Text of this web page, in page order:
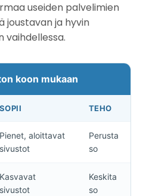
useiden palvelimien
joustavan ja hyvin
vaihdellessa.
koon mukaan
SOPII TEHO
Pienet, aloittavat
sivustot
Perusta
so
Kasvavat
sivustot
Keskita
so